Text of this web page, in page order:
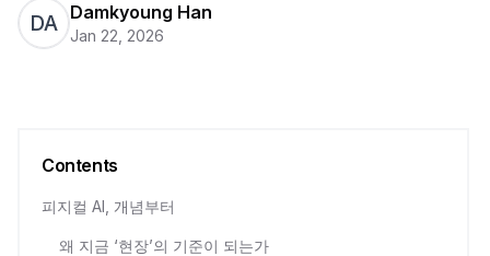
DA Damkyoung Han
Jan 22, 2026
Contents
피지컬 AI, 개념부터
왜 지금 ‘현장’의 기준이 되는가